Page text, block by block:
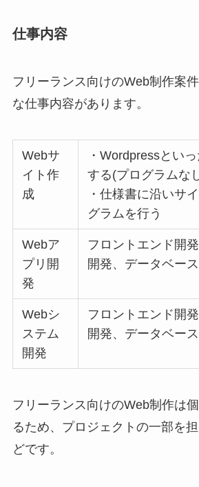
仕事内容
フリーランス向けのWeb制作案
な仕事内容があります。
Webサ
イト作
成
・Wordpressとい
する(プログラムな
・仕様書に沿いサ
グラムを行う
Webア
プリ開
発
フロントエンド開
開発、データベー
Webシ
ステム
開発
フロントエンド開
開発、データベー
フリーランス向けのWeb制作は
るため、プロジェクトの一部を
どです。